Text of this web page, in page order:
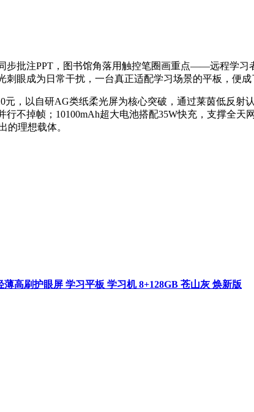
步批注PPT，图书馆角落用触控笔圈画重点——远程学
眼成为日常干扰，一台真正适配学习场景的平板，便成
元，以自研AG类纸柔光屏为核心突破，通过莱茵低反
不掉帧；10100mAh超大电池搭配35W快充，支撑全
的理想载体。
高刷护眼屏 学习平板 学习机 8+128GB 苍山灰 焕新版